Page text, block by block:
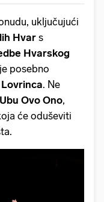
uključujući
Hvars
Hvarskog
posebno
. Ne
Ubu Ovo Ono,
će oduševiti